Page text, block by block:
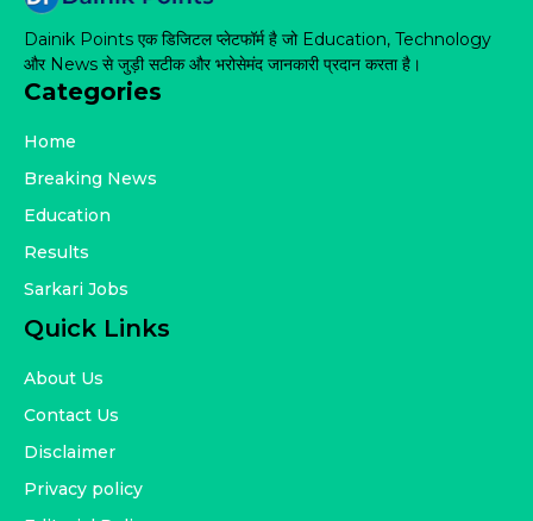
Dainik Points एक डिजिटल प्लेटफॉर्म है जो Education, Technology
और News से जुड़ी सटीक और भरोसेमंद जानकारी प्रदान करता है।
Categories
Home
Breaking News
Education
Results
Sarkari Jobs
Quick Links
About Us
Contact Us
Disclaimer
Privacy policy